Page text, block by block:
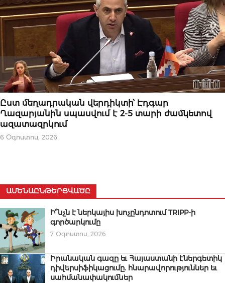
ԿԱՐԵՎՈՐԸ
Ըստ մեղադրական վերդիկտի՝ Էդգար
Ղազարյանին սպասվում է 2-5 տարի ժամկետով
ազատազրկում
6 Օգոստոս, 2026
ԱՄԵՆԱԸՆԹԵՐՑՎԱԾԸ
Ի՞նչն է ներկայիս խոչընդոտում TRIPP-ի
գործարկումը
7 Օգոստոս, 2026
Իրանական գազը եւ Հայաստանի էներգետիկ
դիվերսիֆիկացումը. հնարավորություններ եւ
սահմանափակումներ